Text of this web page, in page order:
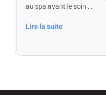
au spa avant le soin....
Lire la suite